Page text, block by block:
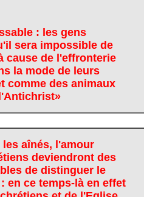
: les gens
sera impossible de
cause de l'effronterie
la mode de leurs
comme des animaux
aînés, l'amour
deviendront des
de distinguer le
en ce temps-là en effet